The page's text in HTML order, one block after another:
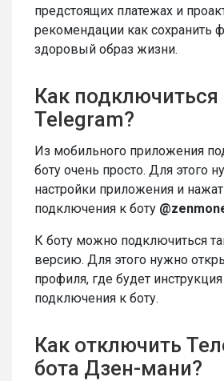
предстоящих платежах и
рекомендации как сохранить
здоровый образ жизни.
Как подключиться
Telegram?
Из мобильного приложения
боту очень просто. Для этого
настройки приложения и
подключения к боту
К боту можно подключиться
версию. Для этого нужно
профиля, где будет
подключения к боту.
Как отключить
бота Дзен-мани?